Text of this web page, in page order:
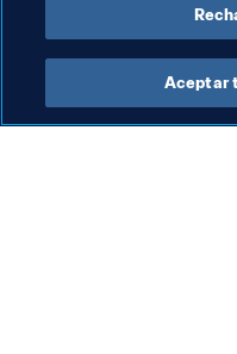
Aceptar